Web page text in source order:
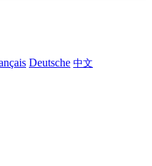
Deutsche 中文